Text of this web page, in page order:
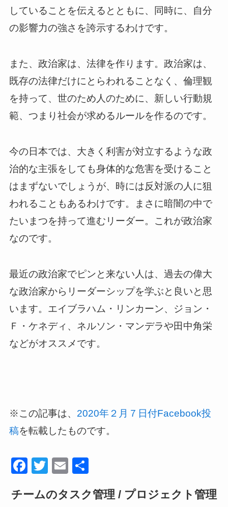
していることを伝えるとともに、同時に、自分
の影響力の強さを誇示するわけです。
また、政治家は、法律を作ります。政治家は、
既存の法律だけにとらわれることなく、倫理観
を持って、世のため人のために、新しい行動規
範、つまり社会が求めるルールを作るのです。
今の日本では、大きく利害が対立するような政
治的な主張をしても身体的な危害を受けること
はまずないでしょうが、時には反対派の人に狙
われることもあるわけです。まさに暗闇の中で
たいまつを持って進むリーダー。これが政治家
なのです。
最近の政治家でピンと来ない人は、過去の偉大
な政治家からリーダーシップを学ぶと良いと思
います。エイブラハム・リンカーン、ジョン・
Ｆ・ケネディ、ネルソン・マンデラや田中角栄
などがオススメです。
※この記事は、
2020年２月７日付Facebook投
稿を転載したものです。
F
c
T
tt
E
ail
チームのタスク管理 / プロジェクト管理